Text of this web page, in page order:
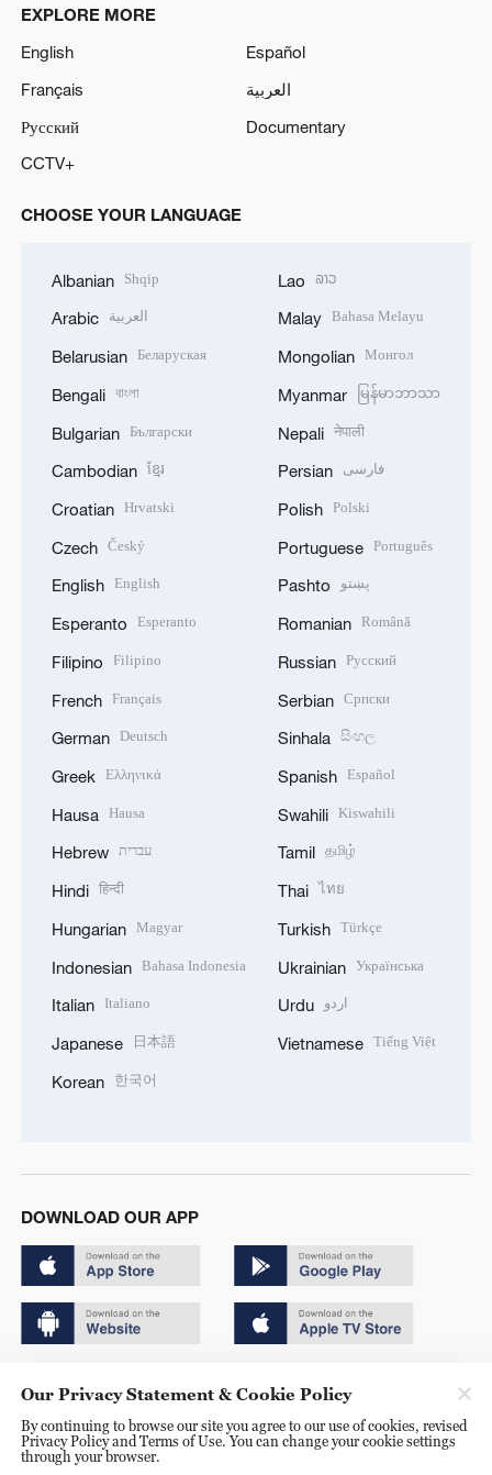
EXPLORE MORE
English
Español
Français
العربية
Русский
Documentary
CCTV+
CHOOSE YOUR LANGUAGE
Albanian Shqip
Arabic العربية
Belarusian Беларуская
Bengali বাংলা
Bulgarian Български
Cambodian ខ្មែរ
Croatian Hrvatski
Czech Český
English English
Esperanto Esperanto
Filipino Filipino
French Français
German Deutsch
Greek Ελληνικά
Hausa Hausa
Hebrew עברית
Hindi हिन्दी
Hungarian Magyar
Indonesian Bahasa Indonesia
Italian Italiano
Japanese 日本語
Korean 한국어
Lao ລາວ
Malay Bahasa Melayu
Mongolian Монгол
Myanmar မြန်မာဘာသာ
Nepali नेपाली
Persian فارسی
Polish Polski
Portuguese Português
Pashto پښتو
Romanian Română
Russian Русский
Serbian Српски
Sinhala සිංහල
Spanish Español
Swahili Kiswahili
Tamil தமிழ்
Thai ไทย
Turkish Türkçe
Ukrainian Українська
Urdu اردو
Vietnamese Tiếng Việt
DOWNLOAD OUR APP
京ICP备20000184号
京公网安备 11010502050052号
Our Privacy Statement & Cookie Policy
By continuing to browse our site you agree to our use of cookies, revised
Privacy Policy and Terms of Use. You can change your cookie settings
through your browser.